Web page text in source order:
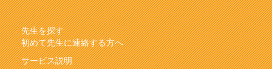
先生を探す
初めて先生に連絡する方へ
サービス説明